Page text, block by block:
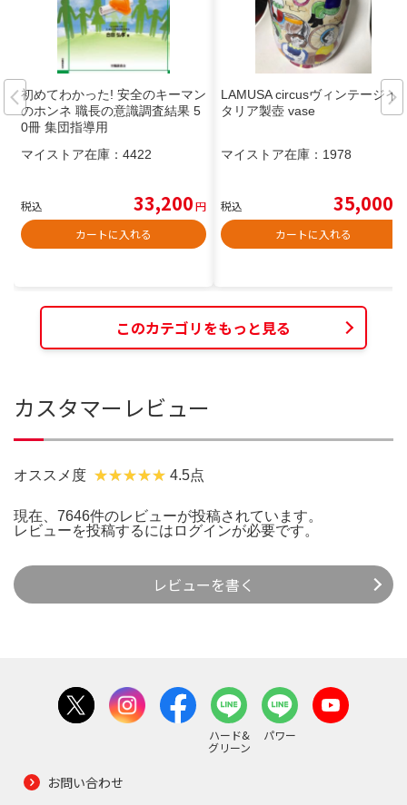
初めてわかった! 安全のキーマン
のホンネ 職長の意識調査結果 5
0冊 集団指導用
マイストア在庫： 4422
税込 33,200円
カートに入れる
LAMUSA circusヴィンテージイ
タリア製壺 vase
マイストア在庫： 1978
税込 35,000
カートに入れる
このカテゴリをもっと見る
カスタマーレビュー
オススメ度 4.5点
現在、7646件のレビューが投稿されています。
レビューを投稿するには ログインが必要です。
レビューを書く
ハード&
グリーン
パワー
お問い合わせ